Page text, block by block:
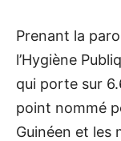
Prenant la
l’Hygiène
qui porte sur
point nommé
Guinéen et les